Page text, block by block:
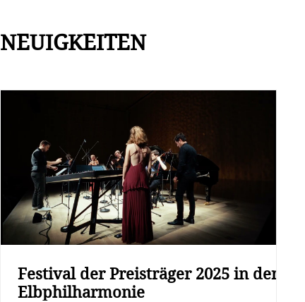
NEUIGKEITEN
Festival der Preisträger 2025 in der
Elbphilharmonie